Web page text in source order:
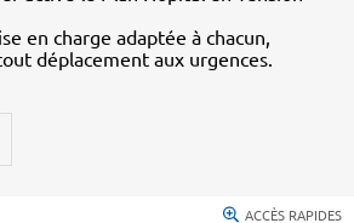
en charge adaptée à chacun,
déplacement aux urgences.
ACCÈS RAPIDES